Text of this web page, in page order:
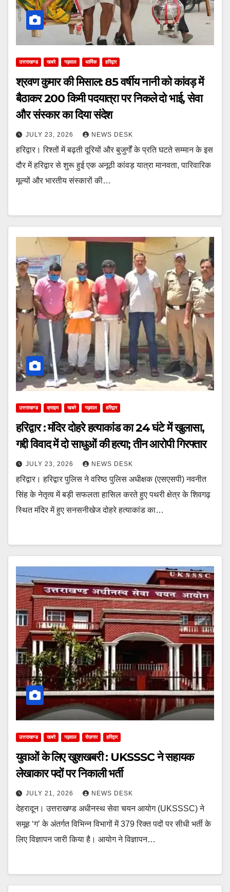
उत्तराखण्ड खबरे गढ़वाल धार्मिक हरिद्वार
श्रवण कुमार की मिसाल: 85 वर्षीय नानी को कांवड़ में
बैठाकर 200 किमी पदयात्रा पर निकले दो भाई, सेवा
और संस्कार का दिया संदेश
JULY 23, 2026 NEWS DESK
हरिद्वार। रिश्तों में बढ़ती दूरियों और बुजुर्गों के प्रति घटते सम्मान के इस
दौर में हरिद्वार से शुरू हुई एक अनूठी कांवड़ यात्रा मानवता, पारिवारिक
मूल्यों और भारतीय संस्कारों की…
उत्तराखण्ड क्राइम खबरे गढ़वाल हरिद्वार
हरिद्वार : मंदिर दोहरे हत्याकांड का 24 घंटे में खुलासा,
गद्दी विवाद में दो साधुओं की हत्या; तीन आरोपी गिरफ्तार
JULY 23, 2026 NEWS DESK
हरिद्वार। हरिद्वार पुलिस ने वरिष्ठ पुलिस अधीक्षक (एसएसपी) नवनीत
सिंह के नेतृत्व में बड़ी सफलता हासिल करते हुए पथरी क्षेत्र के शिवगढ़
स्थित मंदिर में हुए सनसनीखेज दोहरे हत्याकांड का…
उत्तराखण्ड खबरे गढ़वाल रोज़गार हरिद्वार
युवाओं के लिए खुशखबरी : UKSSSC ने सहायक
लेखाकार पदों पर निकाली भर्ती
JULY 21, 2026 NEWS DESK
देहरादून। उत्तराखण्ड अधीनस्थ सेवा चयन आयोग (UKSSSC) ने
समूह ‘ग’ के अंतर्गत विभिन्न विभागों में 379 रिक्त पदों पर सीधी भर्ती के
लिए विज्ञापन जारी किया है। आयोग ने विज्ञापन…